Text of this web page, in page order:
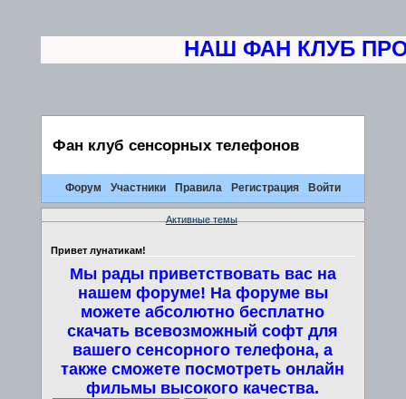
НАШ ФАН КЛУБ
Фан клуб сенсорных телефонов
Форум Участники Правила Регистрация Войти
Активные темы
Привет лунатикам!
Мы рады приветствовать вас на
нашем форуме! На форуме вы
можете абсолютно бесплатно
скачать всевозможный софт для
вашего сенсорного телефона, а
также сможете посмотреть онлайн
фильмы высокого качества.